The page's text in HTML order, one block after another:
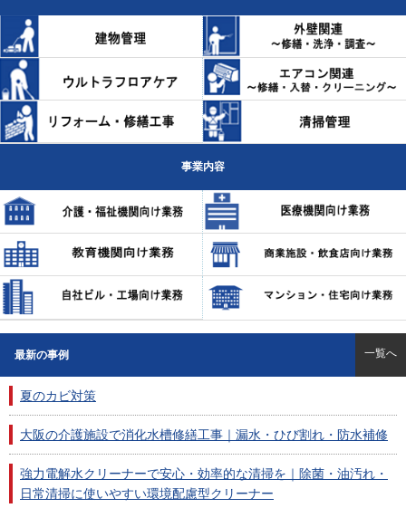
事業内容
最新の事例 一覧へ
夏のカビ対策
大阪の介護施設で消化水槽修繕工事｜漏水・ひび割れ・防水補修
強力電解水クリーナーで安心・効率的な清掃を｜除菌・油汚れ・
日常清掃に使いやすい環境配慮型クリーナー